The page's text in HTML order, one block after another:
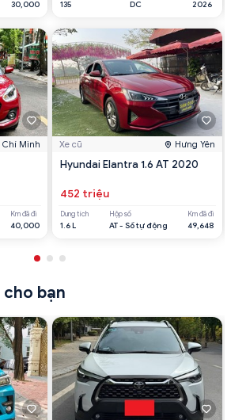
30,000
Chí Minh
Km đã đi
40,000
135 DC 2026
Xe cũ Hưng Yên
Hyundai Elantra 1.6 AT 2020
452 triệu
Dung tích
1.6 L
Hộp số
AT - Số tự động
Km đã đi
49,648
bạn